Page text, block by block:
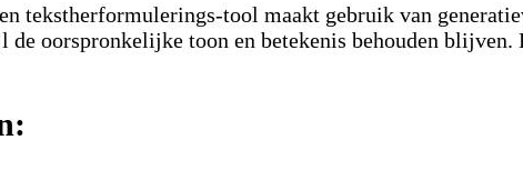
tekstherformulerings-tool maakt gebruik van
oorspronkelijke toon en betekenis behouden blijven.